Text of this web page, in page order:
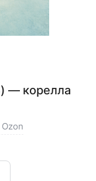
— корелла